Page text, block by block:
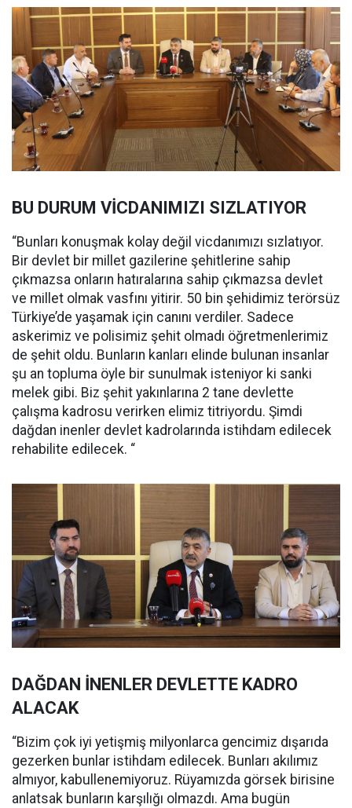
BU DURUM VİCDANIMIZI SIZLATIYOR
“Bunları konuşmak kolay değil vicdanımızı sızlatıyor.
Bir devlet bir millet gazilerine şehitlerine sahip
çıkmazsa onların hatıralarına sahip çıkmazsa devlet
ve millet olmak vasfını yitirir. 50 bin şehidimiz terörsüz
Türkiye’de yaşamak için canını verdiler. Sadece
askerimiz ve polisimiz şehit olmadı öğretmenlerimiz
de şehit oldu. Bunların kanları elinde bulunan insanlar
şu an topluma öyle bir sunulmak isteniyor ki sanki
melek gibi. Biz şehit yakınlarına 2 tane devlette
çalışma kadrosu verirken elimiz titriyordu. Şimdi
dağdan inenler devlet kadrolarında istihdam edilecek
rehabilite edilecek. “
DAĞDAN İNENLER DEVLETTE KADRO
ALACAK
“Bizim çok iyi yetişmiş milyonlarca gencimiz dışarıda
gezerken bunlar istihdam edilecek. Bunları akılımız
almıyor, kabullenemiyoruz. Rüyamızda görsek birisine
anlatsak bunların karşılığı olmazdı. Ama bugün